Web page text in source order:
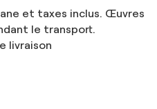
et taxes inclus. Œuvres
le transport.
livraison